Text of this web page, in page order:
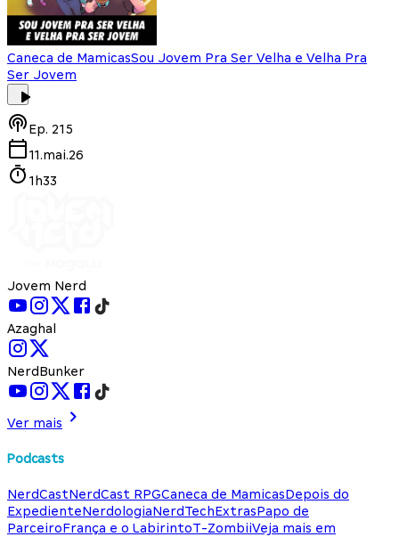
Caneca de MamicasSou Jovem Pra Ser Velha e Velha Pra
Ser Jovem
Ep. 215
11.mai.26
1h33
Jovem Nerd
Azaghal
NerdBunker
Ver mais
Podcasts
NerdCastNerdCast RPGCaneca de MamicasDepois do
ExpedienteNerdologiaNerdTechExtrasPapo de
ParceiroFrança e o LabirintoT-ZombiiVeja mais em